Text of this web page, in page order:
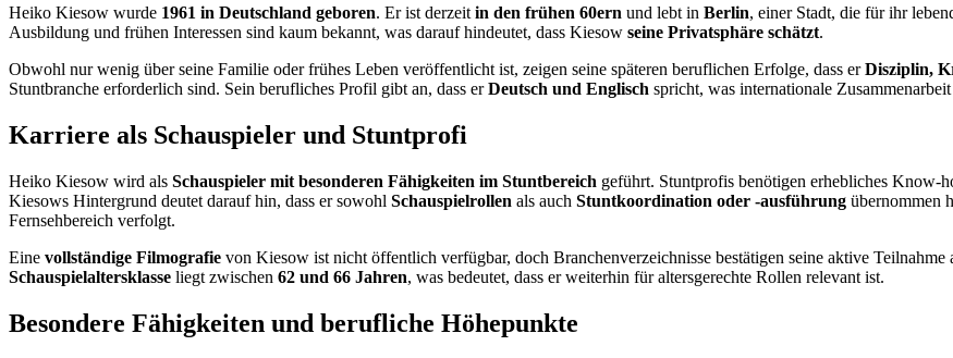
Heiko Kiesow wurde 1961 in Deutschland geboren. Er ist derzeit in den frühen 60ern und lebt in Berlin, einer Stadt, die für ihr
Ausbildung und frühen Interessen sind kaum bekannt, was darauf hindeutet, dass Kiesow seine Privatsphäre schätzt.
Obwohl nur wenig über seine Familie oder frühes Leben veröffentlicht ist, zeigen seine späteren beruflichen Erfolge, dass erDisziplin,
Stuntbranche erforderlich sind. Sein berufliches Profil gibt an, dass erDeutsch und Englisch spricht, was internationale
Karriere als Schauspieler und Stuntprofi
Heiko Kiesow wird als Schauspieler mit besonderen Fähigkeiten im Stuntbereich geführt. Stuntprofis benötigen erhebliches Know-
Kiesows Hintergrund deutet darauf hin, dass er sowohl Schauspielrollen als auch Stuntkoordination oder -ausführung übernommen
Fernsehbereich verfolgt.
Eine vollständige Filmografie von Kiesow ist nicht öffentlich verfügbar, doch Branchenverzeichnisse bestätigen seine aktive
Schauspielaltersklasse liegt zwischen 62 und 66 Jahren, was bedeutet, dass er weiterhin für altersgerechte Rollen relevant ist.
Besondere Fähigkeiten und berufliche Höhepunkte